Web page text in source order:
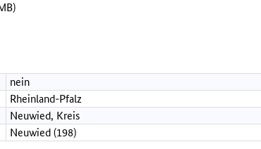
nein
Rheinland-Pfalz
Neuwied, Kreis
Neuwied (198)